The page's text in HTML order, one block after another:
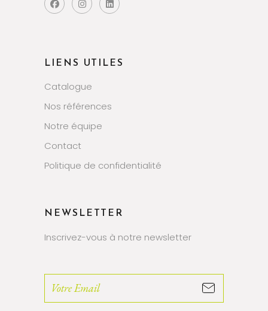
LIENS UTILES
Catalogue
Nos références
Notre équipe
Contact
Politique de confidentialité
NEWSLETTER
Inscrivez-vous à notre newsletter